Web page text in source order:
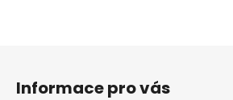
Informace pro vás